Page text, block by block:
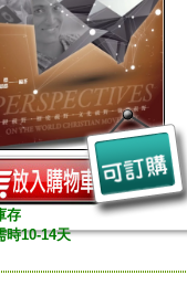
存
時10-14天